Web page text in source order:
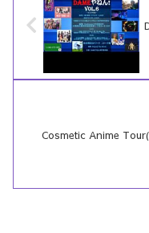
Cosmetic Anime